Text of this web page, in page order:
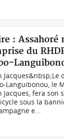
:
du
Jacques&nbsp;Le
Languibonou, le
Jacques, fera son
sous la
e...